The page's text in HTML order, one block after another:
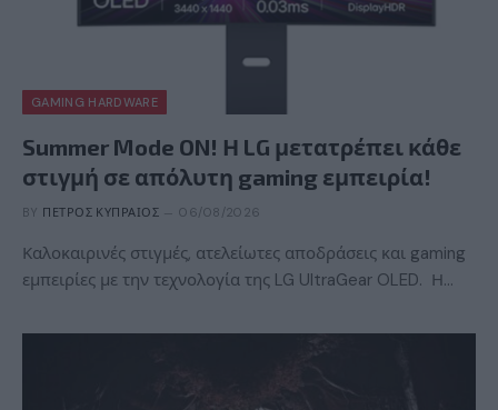
GAMING HARDWARE
Summer Mode ON! Η LG μετατρέπει κάθε
στιγμή σε απόλυτη gaming εμπειρία!
BY ΠΈΤΡΟΣ ΚΥΠΡΑΊΟΣ 06/08/2026
Καλοκαιρινές στιγμές, ατελείωτες αποδράσεις και gaming
εμπειρίες με την τεχνολογία της LG UltraGear OLED. Η…